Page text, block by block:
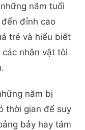
năm tuổi
đỉnh cao
trẻ và hiểu biết
nhân vật tôi
năm bị
thời gian để suy
bảy hay tám